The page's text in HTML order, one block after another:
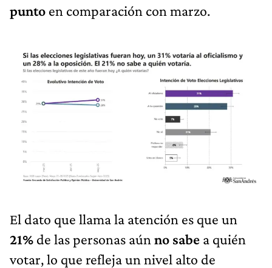
punto en comparación con marzo.
El dato que llama la atención es que un
21% de las personas aún no sabe a quién
votar, lo que refleja un nivel alto de